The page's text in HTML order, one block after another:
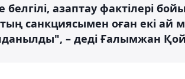
белгілі, азаптау фактілері
санкциясымен оған екі ай
– деді Ғалымжан